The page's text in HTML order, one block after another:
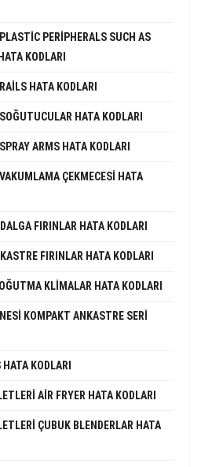
PERIPHERALS SUCH AS
KODLARI
HATA KODLARI
HATA KODLARI
ARMS HATA KODLARI
ÇEKMECESI HATA
FIRINLAR HATA KODLARI
FIRINLAR HATA KODLARI
KLIMALAR HATA KODLARI
KOMPAKT ANKASTRE SERI
KODLARI
AIR FRYER HATA KODLARI
ÇUBUK BLENDERLAR HATA